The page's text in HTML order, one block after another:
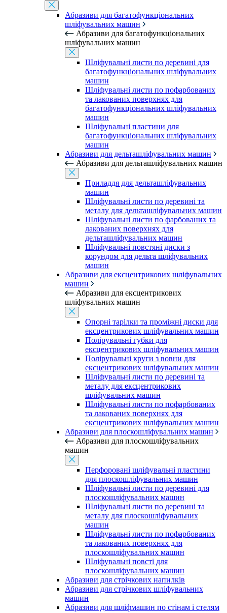
Абразиви для багатофункціональних
шліфувальних машин
Абразиви для багатофункціональних
шліфувальних машин
Шліфувальні листи по деревині для
багатофункціональних шліфувальних
машин
Шліфувальні листи по пофарбованих
та лакованих поверхнях для
багатофункціональних шліфувальних
машин
Шліфувальні пластини для
багатофункціональних шліфувальних
машин
Абразиви для дельташліфувальних машин
Абразиви для дельташліфувальних машин
Приладдя для дельташліфувальних
машин
Шліфувальні листи по деревині та
металу для дельташліфувальних машин
Шліфувальні листи по фарбованих та
лакованих поверхнях для
дельташліфувальних машин
Шліфувальні повстяні диски з
корундом для дельта шліфувальних
машин
Абразиви для ексцентрикових шліфувальних
машин
Абразиви для ексцентрикових
шліфувальних машин
Опорні тарілки та проміжні диски для
ексцентрикових шліфувальних машин
Полірувальні губки для
ексцентрикових шліфувальних машин
Полірувальні круги з вовни для
ексцентрикових шліфувальних машин
Шліфувальні листи по деревині та
металу для ексцентрикових
шліфувальних машин
Шліфувальні листи по пофарбованих
та лакованих поверхнях для
ексцентрикових шліфувальних машин
Абразиви для плоскошліфувальних машин
Абразиви для плоскошліфувальних
машин
Перфоровані шліфувальні пластини
для плоскошліфувальних машин
Шліфувальні листи по деревині для
плоскошліфувальних машин
Шліфувальні листи по деревині та
металу для плоскошліфувальних
машин
Шліфувальні листи по пофарбованих
та лакованих поверхнях для
плоскошліфувальних машин
Шліфувальні повсті для
плоскошліфувальних машин
Абразиви для стрічкових напилків
Абразиви для стрічкових шліфувальних
машин
Абразиви для шліфмашин по стінам і стелям